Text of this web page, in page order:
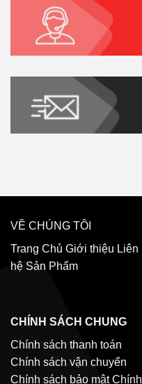
VỀ CHÚNG TÔI
Trang Chủ Giới thiệu Liên
hệ Sản Phẩm
CHÍNH SÁCH CHUNG
Chính sách thanh toán
Chính sách vận chuyển
Chính sách bảo mật Chính